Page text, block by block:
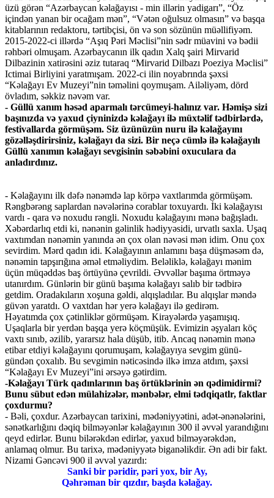
üzü görən “Azərbaycan kəlağayısı - min illərin yadigarı”, “Öz
içindən yanan bir ocağam mən”, “Vətən oğulsuz olmasın” və başqa
kitablarının redaktoru, tərtibçisi, ön və son sözünün müəllifiyəm.
2015-2022-ci illərdə “Aşıq Pəri Məclisi”nin sədr müavini və bədii
rəhbəri olmuşam. Azərbaycanın ilk qadın Xalq şairi Mirvarid
Dilbazinin xatirəsini əziz tutaraq “Mirvarid Dilbazı Poeziya Məclisi”
Ictimai Birliyini yaratmışam. 2022-ci ilin noyabrında şəxsi
“Kəlağayı Ev Muzeyi”nin təməlini qoymuşam. Ailəliyəm, dörd
övladım, səkkiz nəvəm var.
- Güllü xanım həsəd aparmalı tərcümeyi-halınız var. Həmişə sizi
başınızda və yaxud çiyninizdə kəlağayı ilə müxtəlif tədbirlərdə,
festivallarda görmüşəm. Siz üzünüzün nuru ilə kəlağayını
gözəlləşdirirsiniz, kəlağayı da sizi. Bir neçə cümlə ilə kəlağayılı
Güllü xanımın kəlağayı sevgisinin səbəbini oxuculara da
anladırdınız.
- Kəlağayını ilk dəfə nənəmdə lap körpə vaxtlarımda görmüşəm.
Rəngbərəng saplardan nəvələrinə corablar toxuyardı. İki kəlağayısı
vardı - qara və noxudu rəngli. Noxudu kəlağayını mənə bağışladı.
Xəbərdarlıq etdi ki, nənənin gəlinlik hədiyyəsidi, urvatlı saxla. Uşaq
vaxtımdan nənəmin yanında ən çox olan nəvəsi mən idim. Onu çox
sevirdim. Mərd qadın idi. Kəlağayının anlamını başa düşməsəm də,
nənəmin tapşırığına əməl etməliydim. Beləliklə, kəlağayı mənim
üçün müqəddəs baş örtüyünə çevrildi. Əvvəllər başıma örtməyə
utanırdım. Günlərin bir günü başıma kəlağayı salıb bir tədbirə
getdim. Oradakıların xoşuna gəldi, alqışladılar. Bu alqışlar məndə
güvən yaratdı. O vaxtdan hər yerə kəlağayı ilə gedirəm.
Həyatımda çox çətinliklər görmüşəm. Kirayələrdə yaşamışıq.
Uşaqlarla bir yerdən başqa yerə köçmüşük. Evimizin əşyaları köç
vaxtı sınıb, əzilib, yararsız hala düşüb, itib. Ancaq nənəmin mənə
etibar etdiyi kəlağayını qorumuşam, kəlağayıya sevgim günü-
gündən çoxalıb. Bu sevgimin nəticəsində ilkə imza atdım, şəxsi
“Kəlağayı Ev Muzeyi”ini ərsəyə gətirdim.
-Kəlağayı Türk qadınlarının baş örtüklərinin ən qədimidirmi?
Bunu sübut edən mülahizələr, mənbələr, elmi tədqiqatlr, faktlar
çoxdurmu?
- Bəli, çoxdur. Azərbaycan tarixini, mədəniyyətini, adət-ənənələrini,
sənətkarlığını dəqiq bilməyənlər kəlağayının 300 il əvvəl yarandığını
qeyd edirlər. Bunu bilərəkdən edirlər, yaxud bilməyərəkdən,
anlamaq olmur. Bu tarixə, mədəniyyətə biganəlikdir. Ən adi bir fakt.
Nizami Gəncəvi 900 il əvvəl yazırdı:
Sanki bir pəridir, pəri yox, bir Ay,
Qəhrəman bir qızdır, başda kəlağay.